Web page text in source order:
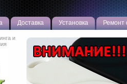
Доставка Установка Ремонт
и